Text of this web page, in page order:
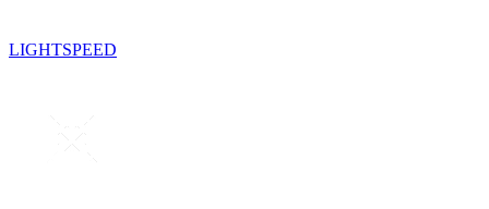
LIGHTSPEED